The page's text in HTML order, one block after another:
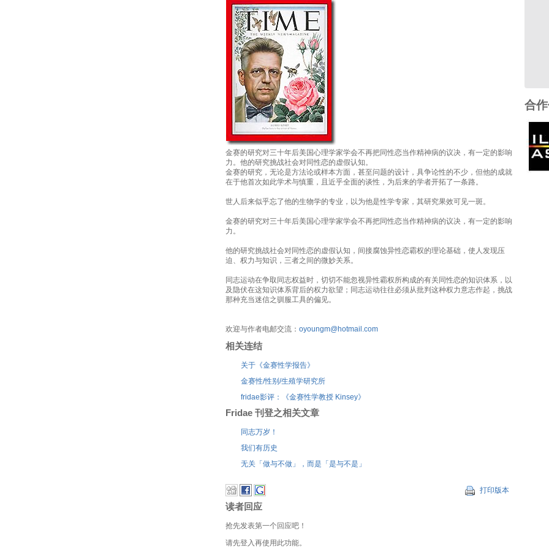
金赛的研究对三十年后美国心理学家学会不再把同性恋当作精神病的议决，有一定的影响
力。他的研究挑战社会对同性恋的虚假认知。
金赛的研究，无论是方法论或样本方面，甚至问题的设计，具争论性的不少，但他的成就
在于他首次如此学术与慎重，且近乎全面的谈性，为后来的学者开拓了一条路。
世人后来似乎忘了他的生物学的专业，以为他是性学专家，其研究果效可见一斑。
金赛的研究对三十年后美国心理学家学会不再把同性恋当作精神病的议决，有一定的影响
力。
他的研究挑战社会对同性恋的虚假认知，间接腐蚀异性恋霸权的理论基础，使人发现压
迫、权力与知识，三者之间的微妙关系。
同志运动在争取同志权益时，切切不能忽视异性霸权所构成的有关同性恋的知识体系，以
及隐伏在这知识体系背后的权力欲望；同志运动往往必须从批判这种权力意志作起，挑战
那种充当迷信之驯服工具的偏见。
欢迎与作者电邮交流： oyoungm@hotmail.com
相关连结
关于《金赛性学报告》
金赛性/性别/生殖学研究所
fridae影评：《金赛性学教授 Kinsey》
Fridae 刊登之相关文章
同志万岁！
我们有历史
无关「做与不做」，而是「是与不是」
打印版本
读者回应
抢先发表第一个回应吧！
请先登入再使用此功能。
合